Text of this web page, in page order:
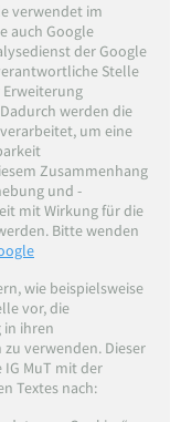
verwendet im
auch Google
der Google
Stelle
werden die
um eine
Zusammenhang
und -
mit Wirkung für die
Bitte wenden
wie beispielsweise
vor, die
in ihren
verwenden. Dieser
MuT mit der
Textes nach: